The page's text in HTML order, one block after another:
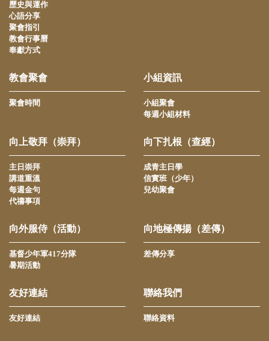
歷史與運作
心語分享
聚會指引
教會行事曆
奉獻方式
教會聚會
聚會時間
小組資訊
小組聚會
每週小組材料
向上敬拜（崇拜）
主日崇拜
講道重溫
每週金句
代禱事項
向下扎根（查經）
成青主日學
信實班（少年）
兒幼聚會
向外服侍（活動）
基督少年軍417分隊
暑期活動
向地極傳揚（差傳）
差傳分享
友好連結
友好連結
聯絡我們
聯絡資料